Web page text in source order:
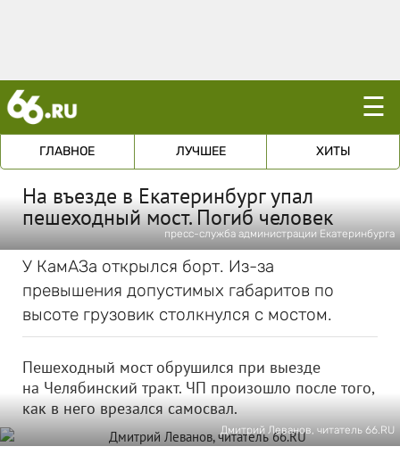
☰
ГЛАВНОЕ ЛУЧШЕЕ ХИТЫ
На въезде в Екатеринбург упал
пешеходный мост. Погиб человек
пресс-служба администрации Екатеринбурга
У КамАЗа открылся борт. Из-за
превышения допустимых габаритов по
высоте грузовик столкнулся с мостом.
Пешеходный мост обрушился при выезде
на Челябинский тракт. ЧП произошло после того,
как в него врезался самосвал.
Дмитрий Леванов, читатель 66.RU